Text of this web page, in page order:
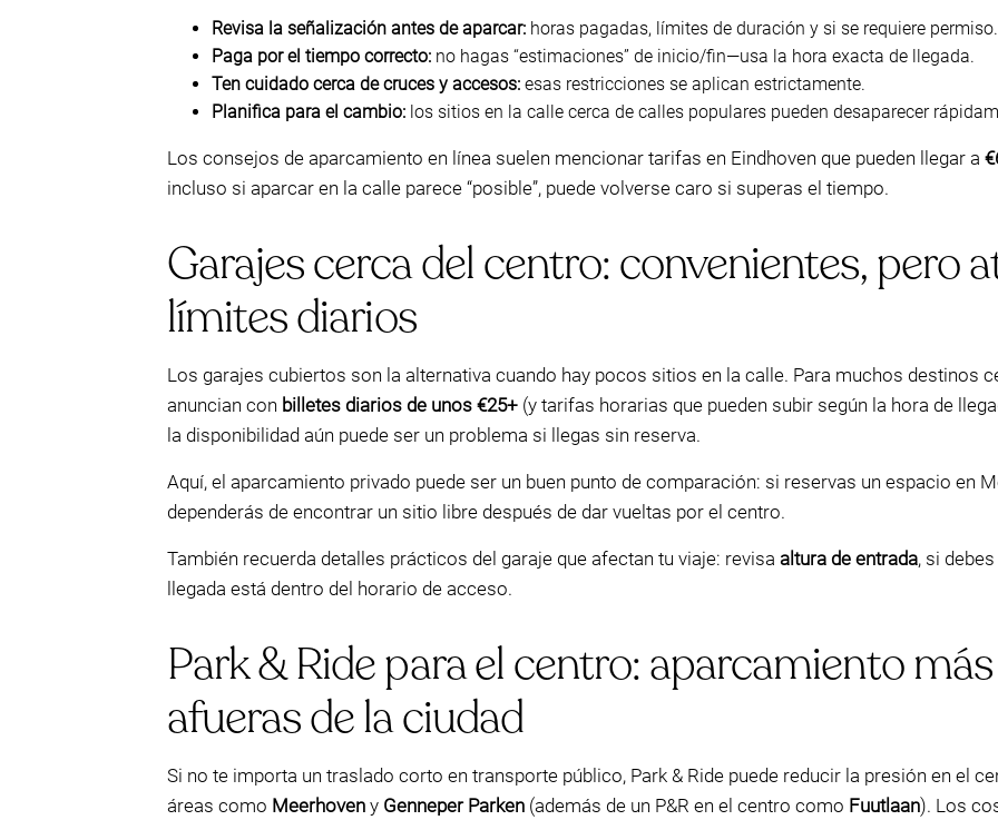
Revisa la señalización antes de aparcar: horas pagadas, límites de duración y si se requiere permiso.
Paga por el tiempo correcto: no hagas “estimaciones” de inicio/fin—usa la hora exacta de llegada.
Ten cuidado cerca de cruces y accesos: esas restricciones se aplican estrictamente.
Planifica para el cambio: los sitios en la calle cerca de calles populares pueden desaparecer
Los consejos de aparcamiento en línea suelen mencionar tarifas en Eindhoven que pueden llegar a
incluso si aparcar en la calle parece “posible”, puede volverse caro si superas el tiempo.
Garajes cerca del centro: convenientes, pero
límites diarios
Los garajes cubiertos son la alternativa cuando hay pocos sitios en la calle. Para muchos destinos
anuncian con billetes diarios de unos €25+ (y tarifas horarias que pueden subir según la hora de
la disponibilidad aún puede ser un problema si llegas sin reserva.
Aquí, el aparcamiento privado puede ser un buen punto de comparación: si reservas un espacio en
dependerás de encontrar un sitio libre después de dar vueltas por el centro.
También recuerda detalles prácticos del garaje que afectan tu viaje: revisa altura de entrada, si
llegada está dentro del horario de acceso.
Park & Ride para el centro: aparcamiento
afueras de la ciudad
Si no te importa un traslado corto en transporte público, Park & Ride puede reducir la presión en el
áreas como Meerhoven y Genneper Parken (además de un P&R en el centro como Fuutlaan). Los